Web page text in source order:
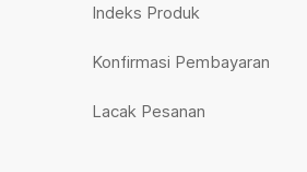
Indeks Produk
Konfirmasi Pembayaran
Lacak Pesanan